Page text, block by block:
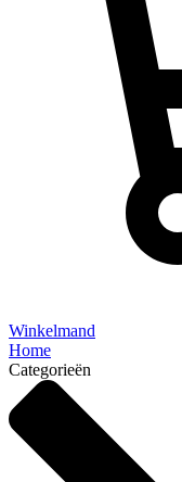
Winkelmand
Home
Categorieën